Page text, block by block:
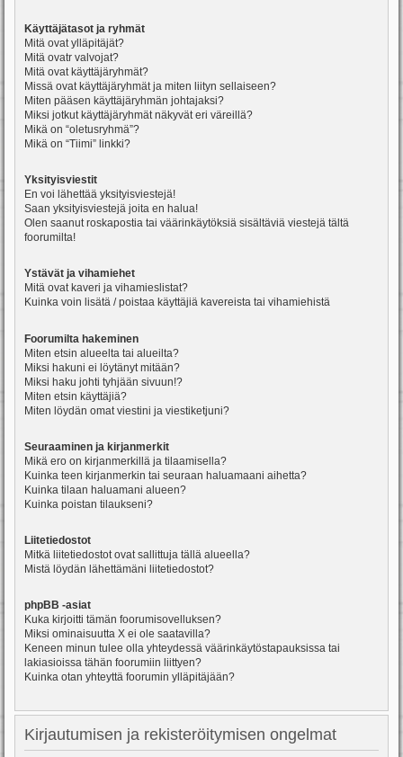
Käyttäjätasot ja ryhmät
Mitä ovat ylläpitäjät?
Mitä ovatr valvojat?
Mitä ovat käyttäjäryhmät?
Missä ovat käyttäjäryhmät ja miten liityn sellaiseen?
Miten pääsen käyttäjäryhmän johtajaksi?
Miksi jotkut käyttäjäryhmät näkyvät eri väreillä?
Mikä on “oletusryhmä”?
Mikä on “Tiimi” linkki?
Yksityisviestit
En voi lähettää yksityisviestejä!
Saan yksityisviestejä joita en halua!
Olen saanut roskapostia tai väärinkäytöksiä sisältäviä viestejä tältä
foorumilta!
Ystävät ja vihamiehet
Mitä ovat kaveri ja vihamieslistat?
Kuinka voin lisätä / poistaa käyttäjiä kavereista tai vihamiehistä
Foorumilta hakeminen
Miten etsin alueelta tai alueilta?
Miksi hakuni ei löytänyt mitään?
Miksi haku johti tyhjään sivuun!?
Miten etsin käyttäjiä?
Miten löydän omat viestini ja viestiketjuni?
Seuraaminen ja kirjanmerkit
Mikä ero on kirjanmerkillä ja tilaamisella?
Kuinka teen kirjanmerkin tai seuraan haluamaani aihetta?
Kuinka tilaan haluamani alueen?
Kuinka poistan tilaukseni?
Liitetiedostot
Mitkä liitetiedostot ovat sallittuja tällä alueella?
Mistä löydän lähettämäni liitetiedostot?
phpBB -asiat
Kuka kirjoitti tämän foorumisovelluksen?
Miksi ominaisuutta X ei ole saatavilla?
Keneen minun tulee olla yhteydessä väärinkäytöstapauksissa tai
lakiasioissa tähän foorumiin liittyen?
Kuinka otan yhteyttä foorumin ylläpitäjään?
Kirjautumisen ja rekisteröitymisen ongelmat